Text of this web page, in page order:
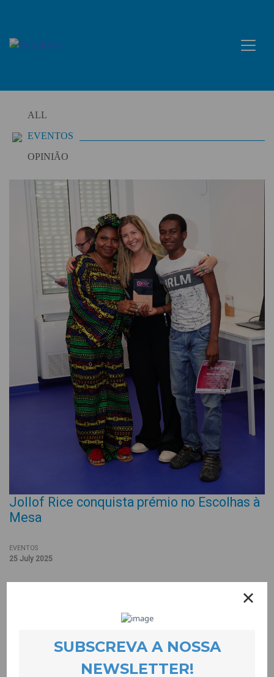
content
ALL
EVENTOS
OPINIÃO
Jollof Rice conquista prémio no Escolhas à
Mesa
EVENTOS
25 July 2025
A família Oyeniyan, participante do Quero Ser Mais E9G, foi a
vencedora da categoria de carnes na iniciativa “Escolhas à
Mesa”, promovida pelo Programa Escolhas.
O prato vencedor foi o Jollof Rice, uma receita tradicional
nigeriana. Rico em legumes, carnes, especiarias e ervas
aromáticas, o Jollof Rice conquistou o júri, não só pelo sabor